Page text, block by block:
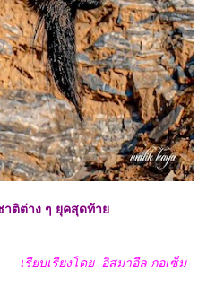
ติต่าง ๆ ยุคสุดท้าย
เรียบเรียงโดย อิสมาอีล กอเซ็ม